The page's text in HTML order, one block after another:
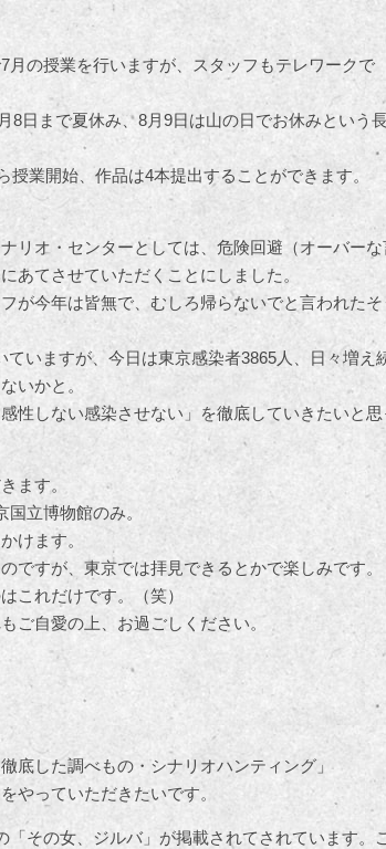
の授業を行いますが、スタッフもテレワークで
8日まで夏休み、8月9日は山の日でお休みという
業開始、作品は4本提出することができます。
リオ・センターとしては、危険回避（オーバーな
あてさせていただくことにしました。
が今年は皆無で、むしろ帰らないでと言われたそ
いますが、今日は東京感染者3865人、日々増え
いかと。
性しない感染させない」を徹底していきたいと思
ます。
立博物館のみ。
けます。
ですが、東京では拝見できるとかで楽しみです。
これだけです。（笑）
ご自愛の上、お過ごしください。
底した調べもの・シナリオハンティング」
やっていただきたいです。
「その女、ジルバ」が掲載されてされています。